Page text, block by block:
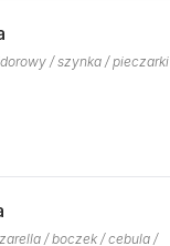
/ szynka / pieczarki
/ boczek / cebula /